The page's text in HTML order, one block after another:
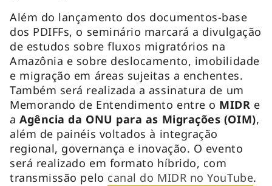
Além do lançamento dos documentos-base
dos PDIFFs, o seminário marcará a divulgação
de estudos sobre fluxos migratórios na
Amazônia e sobre deslocamento, imobilidade
e migração em áreas sujeitas a enchentes.
Também será realizada a assinatura de um
Memorando de Entendimento entre o MIDR e
aAgência da ONU para as Migrações (OIM),
além de painéis voltados à integração
regional, governança e inovação. O evento
será realizado em formato híbrido, com
transmissão pelo canal do MIDR no YouTube.